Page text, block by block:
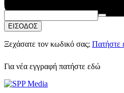
Κωδικός Πρόσβασης:
ΕΙΣΟΔΟΣ
Ξεχάσατε τον κωδικό σας; Πατήστε
Για νέα εγγραφή πατήστε εδώ